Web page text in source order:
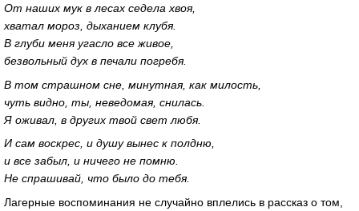
От наших мук в лесах седела хвоя,
хватал мороз, дыханием клубя.
В глуби меня угасло все живое,
безвольный дух в печали погребя.
В том страшном сне, минутная, как милость,
чуть видно, ты, неведомая, снилась.
Я оживал, в других твой свет любя.
И сам воскрес, и душу вынес к полдню,
и все забыл, и ничего не помню.
Не спрашивай, что было до тебя.
Лагерные воспоминания не случайно вплелись в рассказ о том,